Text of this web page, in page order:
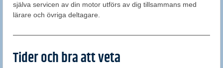
själva servicen av din motor utförs av dig tillsammans med
lärare och övriga deltagare.
Tider och bra att veta